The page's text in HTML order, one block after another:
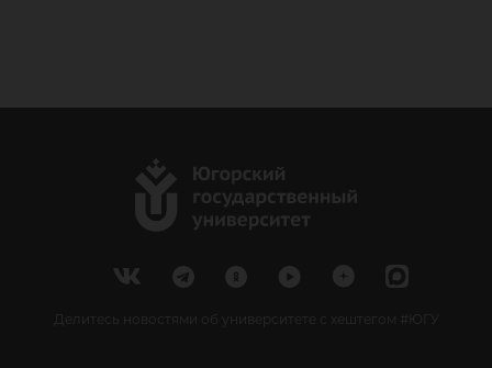
Делитесь новостями об университете с хештегом #ЮГУ